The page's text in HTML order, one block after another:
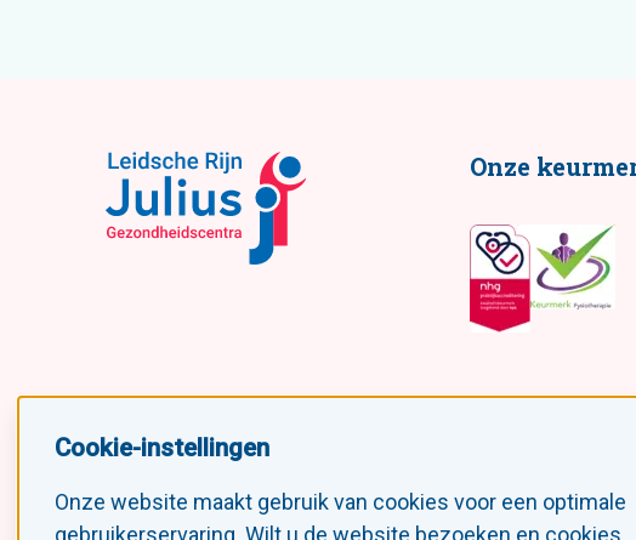
Cookie-instellingen
Onze website maakt gebruik van cookies voor een optimale
gebruikerservaring. Wilt u de website bezoeken en cookies
Volg ons!
Onze